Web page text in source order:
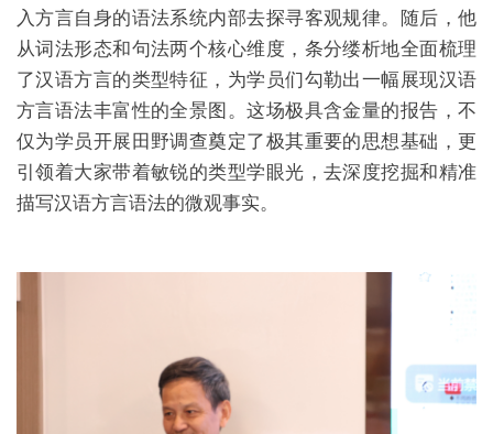
入方言自身的语法系统内部去探寻客观规律。随后，他
从词法形态和句法两个核心维度，条分缕析地全面梳理
了汉语方言的类型特征，为学员们勾勒出一幅展现汉语
方言语法丰富性的全景图。这场极具含金量的报告，不
仅为学员开展田野调查奠定了极其重要的思想基础，更
引领着大家带着敏锐的类型学眼光，去深度挖掘和精准
描写汉语方言语法的微观事实。